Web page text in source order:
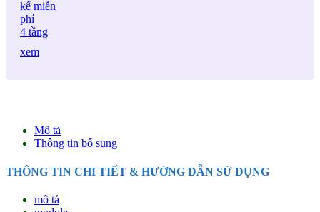
4 tầng
xem
Mô tả
Thông tin bổ sung
THÔNG TIN CHI TIẾT & HƯỚNG DẪN SỬ DỤNG
mô tả